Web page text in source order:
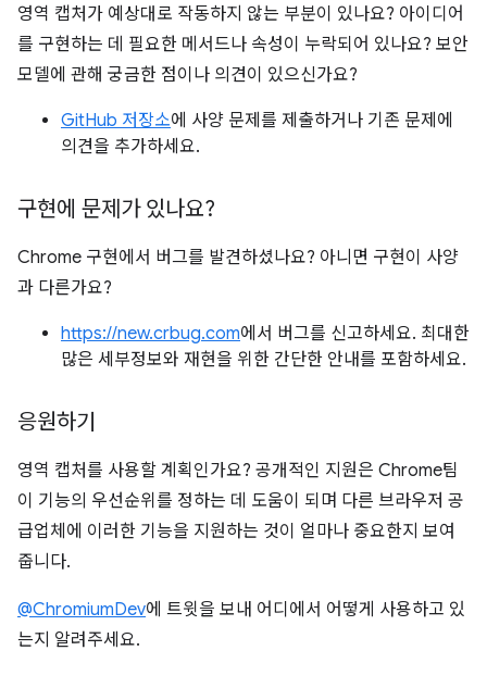
영역 캡처가 예상대로 작동하지 않는 부분이 있나요? 아이디어
를 구현하는 데 필요한 메서드나 속성이 누락되어 있나요? 보안
모델에 관해 궁금한 점이나 의견이 있으신가요?
GitHub 저장소에 사양 문제를 제출하거나 기존 문제에
의견을 추가하세요.
구현에 문제가 있나요?
Chrome 구현에서 버그를 발견하셨나요? 아니면 구현이 사양
과 다른가요?
https://new.crbug.com에서 버그를 신고하세요. 최대한
많은 세부정보와 재현을 위한 간단한 안내를 포함하세요.
응원하기
영역 캡처를 사용할 계획인가요? 공개적인 지원은 Chrome팀
이 기능의 우선순위를 정하는 데 도움이 되며 다른 브라우저 공
급업체에 이러한 기능을 지원하는 것이 얼마나 중요한지 보여
줍니다.
@ChromiumDev에 트윗을 보내 어디에서 어떻게 사용하고 있
는지 알려주세요.